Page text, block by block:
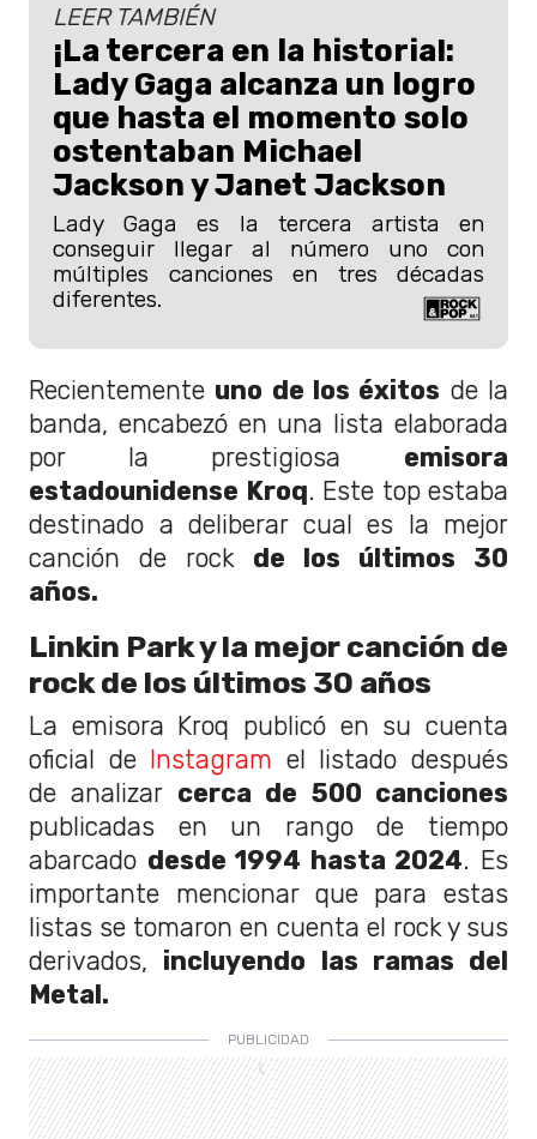
LEER TAMBIÉN
¡La tercera en la historia!:
Lady Gaga alcanza un logro
que hasta el momento solo
ostentaban Michael
Jackson y Janet Jackson
Lady Gaga es la tercera artista en
conseguir llegar al número uno con
múltiples canciones en tres décadas
diferentes.
Recientemente uno de los éxitos de la
banda, encabezó en una lista elaborada
por la prestigiosa emisora
estadounidense Kroq. Este top estaba
destinado a deliberar cual es la mejor
canción de rock de los últimos 30
años.
Linkin Park y la mejor canción de
rock de los últimos 30 años
La emisora Kroq publicó en su cuenta
oficial de Instagram el listado después
de analizar cerca de 500 canciones
publicadas en un rango de tiempo
abarcado desde 1994 hasta 2024. Es
importante mencionar que para estas
listas se tomaron en cuenta el rock y sus
derivados, incluyendo las ramas del
Metal.